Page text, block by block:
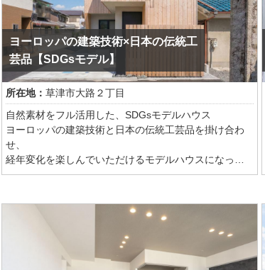
ヨーロッパの建築技術×日本の伝統工
芸品【SDGsモデル】
所在地： 草津市大路２丁目
自然素材をフル活用した、SDGsモデルハウス
ヨーロッパの建築技術と日本の伝統工芸品を掛け合わ
せ、
経年変化を楽しんでいただけるモデルハウスになって
おります。
リアルな木材を無塗装で使用しているため、経年変化
大路2丁目モデルハウス-担当IC:北村-